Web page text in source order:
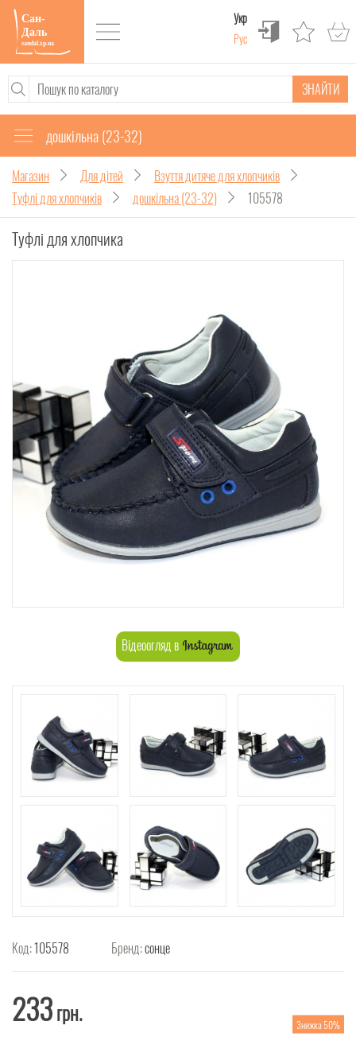
Укр
Рус
ЗНАЙТИ
дошкільна (23-32)
Магазин Для дітей
Взуття дитяче для хлопчиків
Туфлі для хлопчиків
дошкільна (23-32) 105578
Туфлі для хлопчика
Відеоогляд в
Код:105578 Бренд:сонце
233грн. Знижка 50%